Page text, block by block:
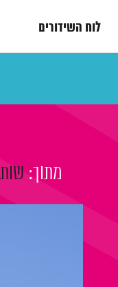
לוח השידורים
מתוך: